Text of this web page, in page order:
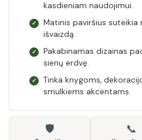
kasdieniam naudojimui.
✓
Matinis paviršius suteikia
išvaizdą.
✓
Pakabinamas dizainas
sienų erdvę.
✓
Tinka knygoms,
smulkiems akcentams.
🛡 📞